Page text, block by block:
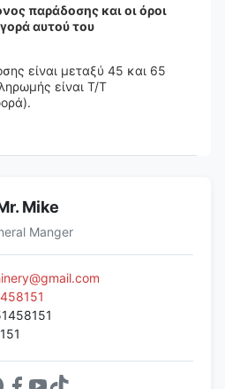
παράδοσης και οι όροι
αυτού του
είναι μεταξύ 45 και 65
είναι T/T
Mike
Manger